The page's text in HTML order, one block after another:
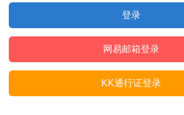
登录
网易邮箱登录
KK通行证登录